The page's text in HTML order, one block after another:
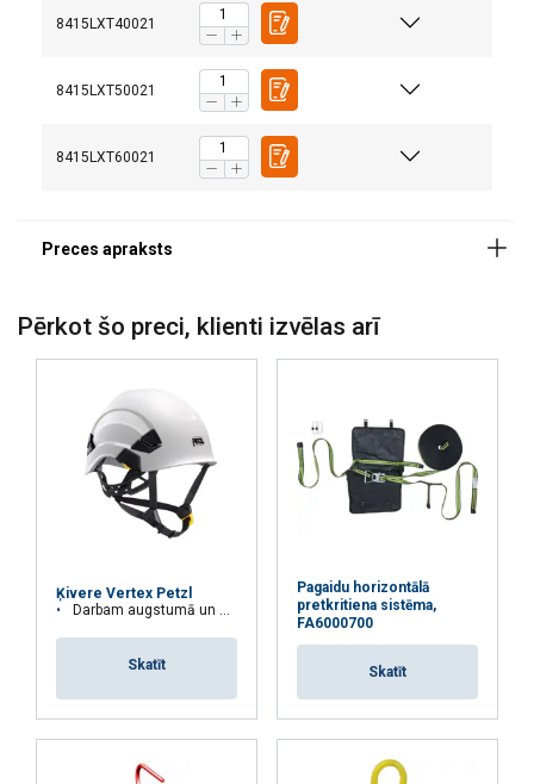
8415LXT40021
8415LXT50021
8415LXT60021
Materiāls:
"Darbs augstumā"
Pērkot šo preci, klienti izvēlas arī
Ķivere Vertex Petzl
Darbam augstumā un uz zemes
Skatīt
Pagaidu horizontālā
pretkritiena sistēma,
FA6000700
Skatīt